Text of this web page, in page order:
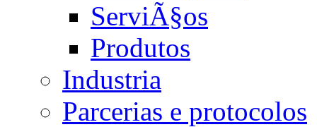
ServiÃ§os
Produtos
Industria
Parcerias e protocolos